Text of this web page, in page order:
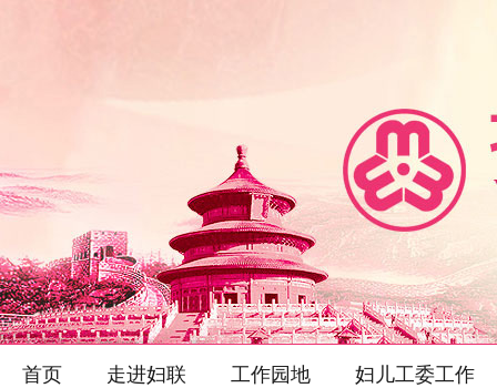
首页 走进妇联 工作园地 妇儿工委工作